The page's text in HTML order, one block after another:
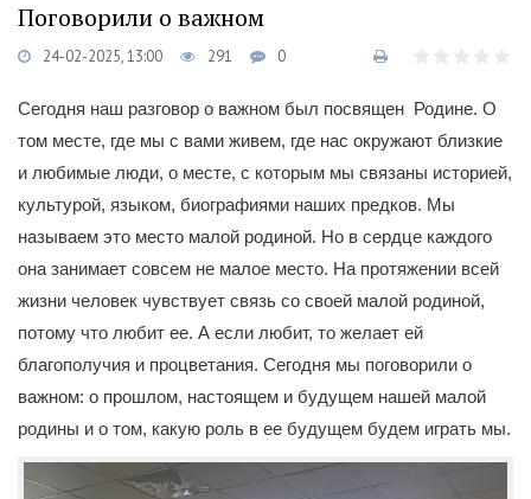
Поговорили о важном
24-02-2025, 13:00 291 0
Сегодня наш разговор о важном был посвящен Родине. О
том месте, где мы с вами живем, где нас окружают близкие
и любимые люди, о месте, с которым мы связаны историей,
культурой, языком, биографиями наших предков. Мы
называем это место малой родиной. Но в сердце каждого
она занимает совсем не малое место. На протяжении всей
жизни человек чувствует связь со своей малой родиной,
потому что любит ее. А если любит, то желает ей
благополучия и процветания. Сегодня мы поговорили о
важном: о прошлом, настоящем и будущем нашей малой
родины и о том, какую роль в ее будущем будем играть мы.